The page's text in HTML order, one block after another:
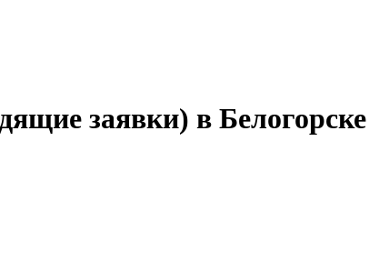
заявки) в Белогорске